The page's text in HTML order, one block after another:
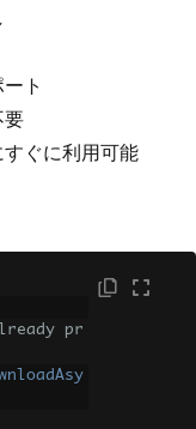
on: "
+
D
ト
要
ぐに利用可能
pr